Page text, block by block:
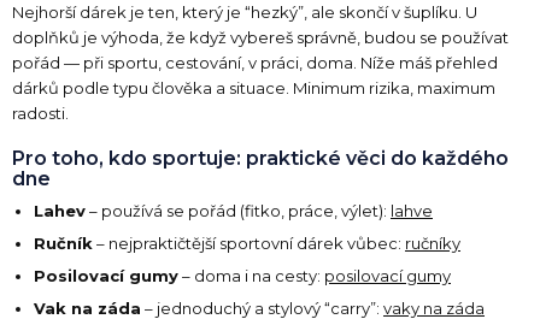
Nejhorší dárek je ten, který je “hezký”, ale skončí v šuplíku. U
doplňků je výhoda, že když vybereš správně, budou se používat
pořád — při sportu, cestování, v práci, doma. Níže máš přehled
dárků podle typu člověka a situace. Minimum rizika, maximum
radosti.
Pro toho, kdo sportuje: praktické věci do každého
dne
Lahev– používá se pořád (fitko, práce, výlet): lahve
Ručník – nejpraktičtější sportovní dárek vůbec: ručníky
Posilovací gumy– doma i na cesty: posilovací gumy
Vak na záda – jednoduchý a stylový “carry”: vaky na záda